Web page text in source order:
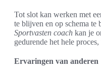
Tot slot kan werken met
te blijven en op schema te
Sportvasten coach kan je
gedurende het hele
Ervaringen van anderen